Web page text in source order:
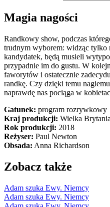
Magia nagości
Randkowy show, podczas
trudnym wyborem: widząc tylko
kandydatek, będą musieli
przypadnie im do gustu. W
faworytów i ostatecznie
randkę. Czy dzięki temu
naprawdę nas pociąga w
Gatunek: program rozrywkowy
Kraj produkcji: Wielka Brytania
Rok produkcji: 2018
Reżyser: Paul Newton
Obsada: Anna Richardson
Zobacz także
Adam szuka Ewy. Niemcy
Adam szuka Ewy. Niemcy